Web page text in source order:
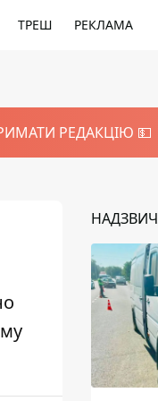
ТРЕШ РЕКЛАМА
РЕДАКЦІЮ 💵